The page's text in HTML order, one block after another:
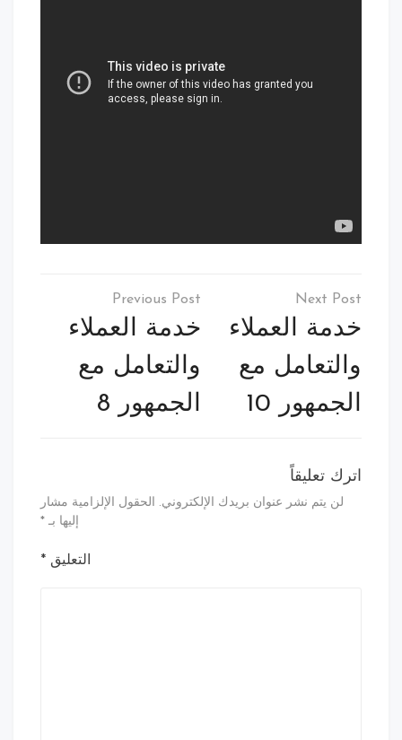
تصفّح
المقالات
خدمة العملاء
والتعامل مع
الجمهور 8
خدمة العملاء
والتعامل مع
الجمهور 10
اترك تعليقاً
لن يتم نشر عنوان بريدك الإلكتروني. الحقول الإلزامية مشار
إليها بـ *
التعليق *